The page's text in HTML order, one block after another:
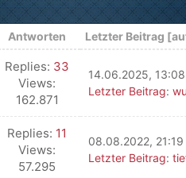
Antworten Letzter Beitrag [
Replies: 33
Views:
162.871
14.06.2025, 13:08
Letzter Beitrag:
Replies: 11
Views:
57.295
08.08.2022, 21:19
Letzter Beitrag: